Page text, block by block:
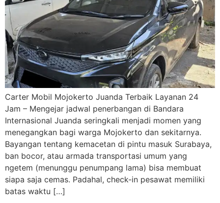
Carter Mobil Mojokerto Juanda Terbaik Layanan 24
Jam – Mengejar jadwal penerbangan di Bandara
Internasional Juanda seringkali menjadi momen yang
menegangkan bagi warga Mojokerto dan sekitarnya.
Bayangan tentang kemacetan di pintu masuk Surabaya,
ban bocor, atau armada transportasi umum yang
ngetem (menunggu penumpang lama) bisa membuat
siapa saja cemas. Padahal, check-in pesawat memiliki
batas waktu […]